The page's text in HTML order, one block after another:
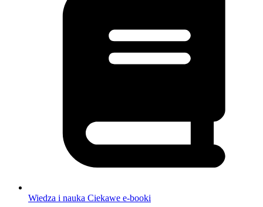
Wiedza i nauka Ciekawe e-booki